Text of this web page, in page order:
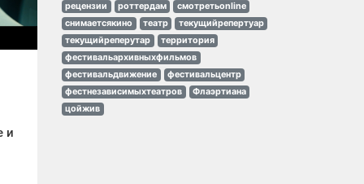
и
рецензии
роттердам
смотретьonline
снимаетсякино
театр
текущийрепертуар
текущийреперутар
территория
фестивальархивныхфильмов
фестивальдвижение
фестивальцентр
фестнезависимыхтеатров
Флаэртиана
цойжив